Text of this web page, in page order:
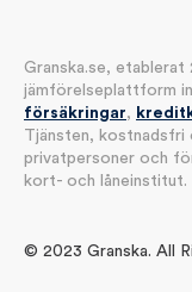
Granska.se, etablerat
jämförelseplattform
försäkringar,
Tjänsten,
privatpersoner och
kort- och låneinstitut.
© 2023 Granska. All